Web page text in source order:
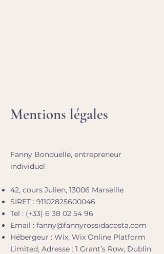
Mentions légales
Fanny Bonduelle, entrepreneur
individuel
42, cours Julien, 13006 Marseille
SIRET : 91102825600046
Tel : (+33) 6 38 02 54 96
Email : fanny@fannyrossidacosta.com
Hébergeur : Wix, Wix Online Platform
Limited, Adresse : 1 Grant’s Row, Dublin